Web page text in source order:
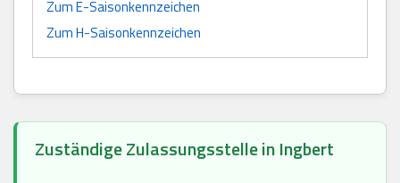
Zum E-Saisonkennzeichen
Zum H-Saisonkennzeichen
Zuständige Zulassungsstelle in Ingbert